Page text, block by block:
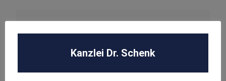
Dr. Stephan Schenk
Kanzlei Dr. Schenk